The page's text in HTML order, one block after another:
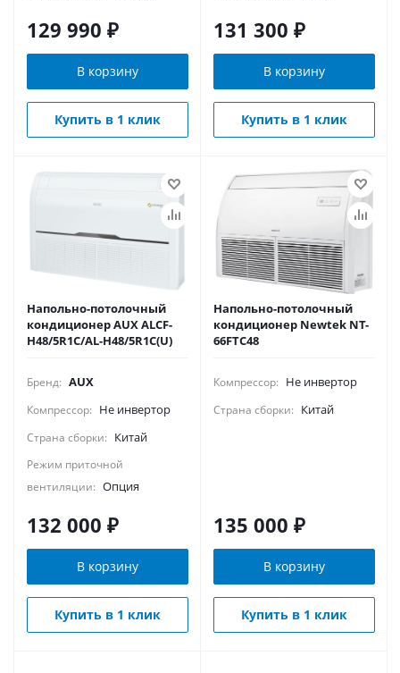
129 990 ₽
В корзину
Купить в 1 клик
131 300 ₽
В корзину
Купить в 1 клик
Напольно-потолочный
кондиционер AUX ALCF-
H48/5R1С/AL-H48/5R1С(U)
Бренд: AUX
Компрессор: Не инвертор
Страна сборки: Китай
Режим приточной
вентиляции: Опция
132 000 ₽
В корзину
Купить в 1 клик
Напольно-потолочный
кондиционер Newtek NT-
66FTC48
Компрессор: Не инвертор
Страна сборки: Китай
135 000 ₽
В корзину
Купить в 1 клик